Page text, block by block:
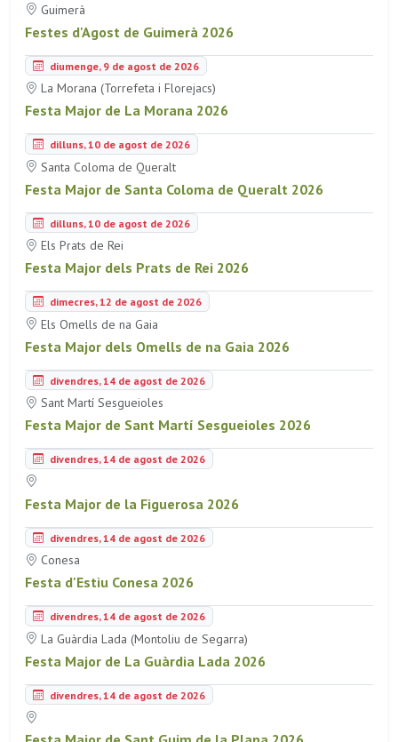
Guimerà
Festes d'Agost de Guimerà 2026
diumenge, 9 de agost de 2026
La Morana (Torrefeta i Florejacs)
Festa Major de La Morana 2026
dilluns, 10 de agost de 2026
Santa Coloma de Queralt
Festa Major de Santa Coloma de Queralt 2026
dilluns, 10 de agost de 2026
Els Prats de Rei
Festa Major dels Prats de Rei 2026
dimecres, 12 de agost de 2026
Els Omells de na Gaia
Festa Major dels Omells de na Gaia 2026
divendres, 14 de agost de 2026
Sant Martí Sesgueioles
Festa Major de Sant Martí Sesgueioles 2026
divendres, 14 de agost de 2026
Festa Major de la Figuerosa 2026
divendres, 14 de agost de 2026
Conesa
Festa d'Estiu Conesa 2026
divendres, 14 de agost de 2026
La Guàrdia Lada (Montoliu de Segarra)
Festa Major de La Guàrdia Lada 2026
divendres, 14 de agost de 2026